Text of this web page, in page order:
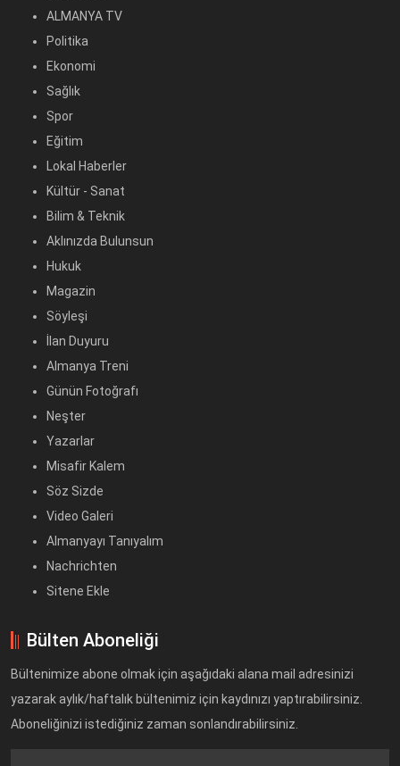
ALMANYA TV
Politika
Ekonomi
Sağlık
Spor
Eğitim
Lokal Haberler
Kültür - Sanat
Bilim & Teknik
Aklınızda Bulunsun
Hukuk
Magazin
Söyleşi
İlan Duyuru
Almanya Treni
Günün Fotoğrafı
Neşter
Yazarlar
Misafir Kalem
Söz Sizde
Video Galeri
Almanyayı Tanıyalım
Nachrichten
Sitene Ekle
Bülten Aboneliği
Bültenimize abone olmak için aşağıdaki alana mail adresinizi
yazarak aylık/haftalık bültenimiz için kaydınızı yaptırabilirsiniz.
Aboneliğinizi istediğiniz zaman sonlandırabilirsiniz.